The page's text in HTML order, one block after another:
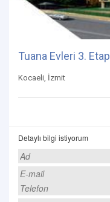
Tuana Evleri 3. Etap
Kocaeli, İzmit
Detaylı bilgi istiyorum